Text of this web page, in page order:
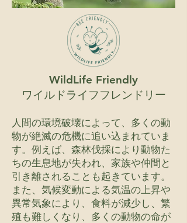
WildLife Friendly
ワイルドライフフレンドリー
人間の環境破壊によって、多くの動
物が絶滅の危機に追い込まれていま
す。例えば、森林伐採により動物た
ちの生息地が失われ、家族や仲間と
引き離されることも起きています。
また、気候変動による気温の上昇や
異常気象により、食料が減少し、繁
殖も難しくなり、多くの動物の命が